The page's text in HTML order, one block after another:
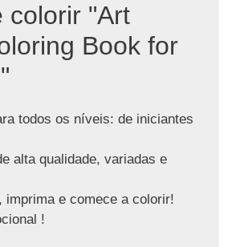
colorir "Art
Book for
todos os níveis: de iniciantes
alta qualidade, variadas e
imprima e comece a colorir!
!